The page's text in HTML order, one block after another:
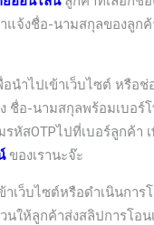
แจ้งชื่อ-นามสกุลของลูกค้
อนำไปเข้าเว็บไซต์ หรื
ชื่อ-นามสกุลพร้อมเบอ
หัสOTPไปที่เบอร์ลูกค้
ของเรานะจ๊ะ
าเว็บไซต์หรือดำเนินกา
ห้ลูกค้าส่งสลิปการโอน